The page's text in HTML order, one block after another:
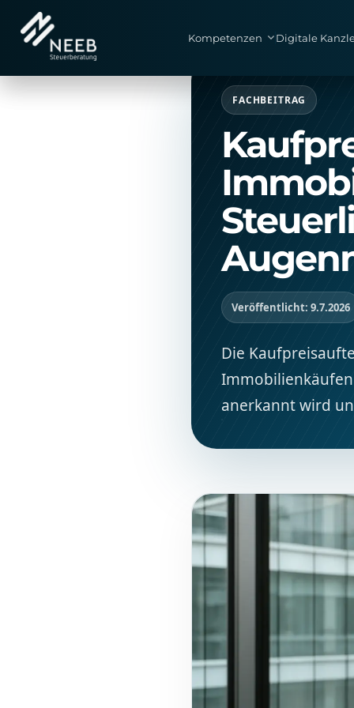
Kompetenzen Digitale
Kompetenzen Digitale
FACHBEITRAG
Veröffentlicht: 9.7.2026
Die
anerkannt wird